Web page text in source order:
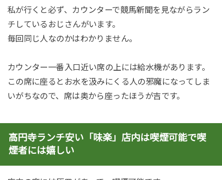
私が行くと必ず、カウンターで競馬新聞を見ながらラン
チしているおじさんがいます。
毎回同じ人なのかはわかりません。
カウンター一番入口近い席の上には給水機があります。
この席に座るとお水を汲みにくる人の邪魔になってしま
いがちなので、席は奥から座ったほうが吉です。
高円寺ランチ安い「味楽」店内は喫煙可能で喫
煙者には嬉しい